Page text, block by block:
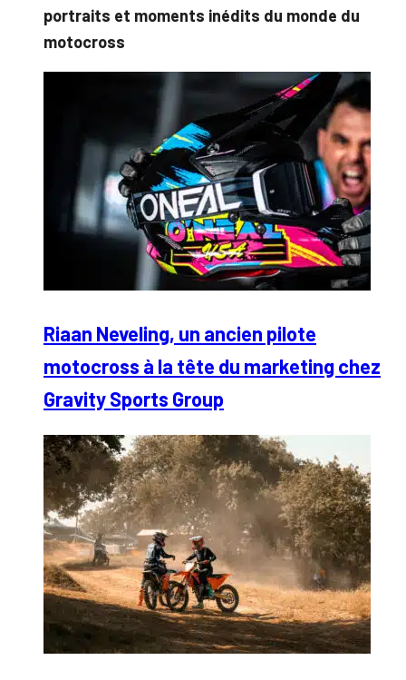
portraits et moments inédits du monde du
motocross
Riaan Neveling, un ancien pilote
motocross à la tête du marketing chez
Gravity Sports Group